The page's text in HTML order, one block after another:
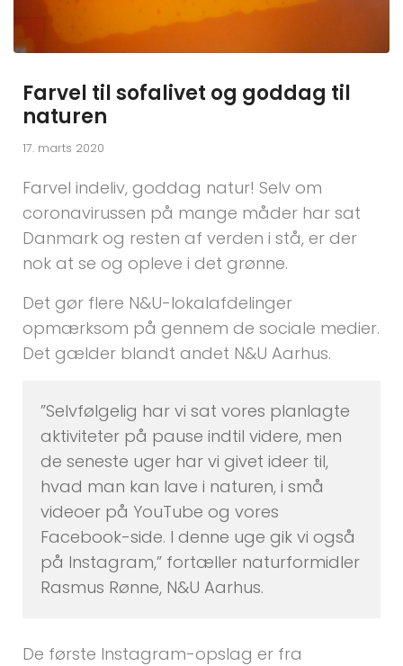
Farvel til sofalivet og goddag til
naturen
17. marts 2020
Farvel indeliv, goddag natur! Selv om
coronavirussen på mange måder har sat
Danmark og resten af verden i stå, er der
nok at se og opleve i det grønne.
Det gør flere N&U-lokalafdelinger
opmærksom på gennem de sociale medier.
Det gælder blandt andet N&U Aarhus.
”Selvfølgelig har vi sat vores planlagte
aktiviteter på pause indtil videre, men
de seneste uger har vi givet ideer til,
hvad man kan lave i naturen, i små
videoer på YouTube og vores
Facebook-side. I denne uge gik vi også
på Instagram,” fortæller naturformidler
Rasmus Rønne, N&U Aarhus.
De første Instagram-opslag er fra